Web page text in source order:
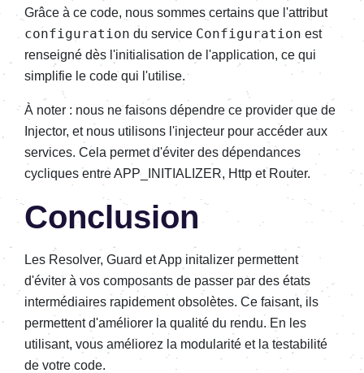
Grâce à ce code, nous sommes certains que l'attribut
configuration du service Configuration est
renseigné dès l'initialisation de l'application, ce qui
simplifie le code qui l'utilise.
À noter : nous ne faisons dépendre ce provider que de
Injector, et nous utilisons l'injecteur pour accéder aux
services. Cela permet d'éviter des dépendances
cycliques entre APP_INITIALIZER, Http et Router.
Conclusion
Les Resolver, Guard et App initalizer permettent
d'éviter à vos composants de passer par des états
intermédiaires rapidement obsolètes. Ce faisant, ils
permettent d'améliorer la qualité du rendu. En les
utilisant, vous améliorez la modularité et la testabilité
de votre code.